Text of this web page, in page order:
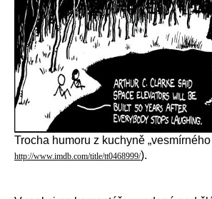
Trocha humoru z kuchyně „vesmírného
http://www.imdb.com/title/tt0468999/).